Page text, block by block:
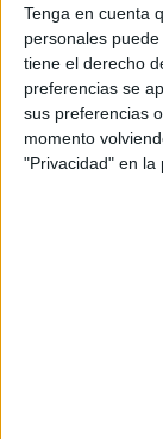
Tenga en cuenta
personales
tiene el derecho
preferencias se
sus preferencias
momento
"Privacidad" en la